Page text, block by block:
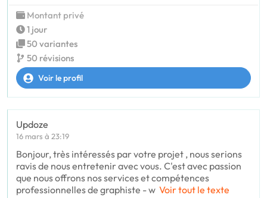
Montant privé
1 jour
50 variantes
50 révisions
Voir le profil
Updoze
16 mars à 23:19
Bonjour, très intéressés par votre projet , nous serions
ravis de nous entretenir avec vous. C'est avec passion
que nous offrons nos services et compétences
professionnelles de graphiste - w Voir tout le texte